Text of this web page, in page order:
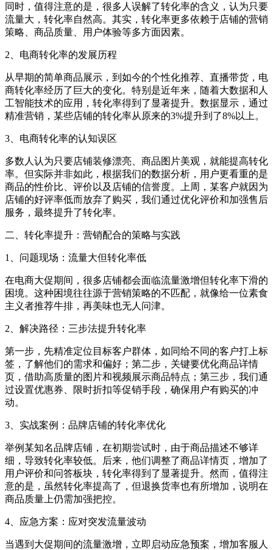
同时，值得注意的是，很多人误解了转化率的含义，认为只要
流量大，转化率自然高。其实，转化率更多依赖于店铺的营销
策略、商品质量、用户体验等多方面因素。
2、电商转化率的发展历程
从早期的简单商品展示，到如今的个性化推荐、直播带货，电
商转化率经历了巨大的变化。特别是近年来，随着大数据和人
工智能技术的应用，转化率得到了显著提升。数据显示，通过
精准营销，某些店铺的转化率从原来的3%提升到了8%以上。
3、电商转化率的认知误区
多数人认为只要店铺装修漂亮、商品图片美观，就能提高转化
率。但实际并非如此，根据我们的数据分析，用户更看重的是
商品的性价比、评价以及店铺的信誉度。上周，某客户就因为
店铺的好评率低而放弃了购买，我们通过优化评价和加强售后
服务，最终提升了转化率。
二、转化率提升：营销配合的策略与实践
1、问题现场：流量大但转化率低
在电商大促期间，很多店铺都会面临流量激增但转化率下滑的
困境。这种困境往往源于营销策略的不匹配，就像给一位素食
主义者推荐牛排，再美味也无人问津。
2、解决路径：三步法提升转化率
第一步，先精准定位目标客户群体，如同给不同的客户打上标
签，了解他们的需求和偏好；第二步，关键要优化商品详情
页，借助高质量的图片和视频展示商品特点；第三步，我们通
过设置优惠券、限时折扣等促销手段，确保用户有购买的冲
动。
3、实战案例：品牌店铺的转化率优化
举例某知名品牌店铺，在初期尝试时，由于商品描述不够详
细，导致转化率较低。后来，他们调整了商品详情页，增加了
用户评价和问答板块，转化率得到了显著提升。然而，值得注
意的是，虽然转化率提高了，但退换货率也有所增加，说明在
商品质量上仍需加强把控。
4、应急方案：应对突发流量波动
当遇到大促期间的流量激增，立即启动应急预案，增加客服人